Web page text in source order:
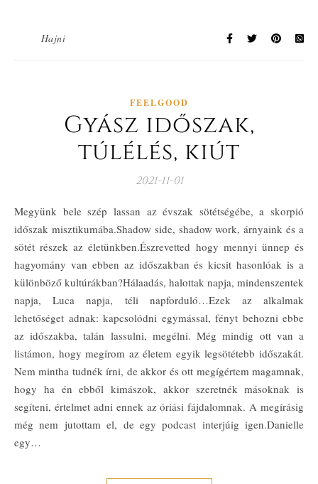
Hajni
FEELGOOD
Gyász időszak,
túlélés, kiút
2021-11-01
Megyünk bele szép lassan az évszak sötétségébe, a skorpió
időszak misztikumába.Shadow side, shadow work, árnyaink és a
sötét részek az életünkben.Észrevetted hogy mennyi ünnep és
hagyomány van ebben az időszakban és kicsit hasonlóak is a
különböző kultúrákban?Hálaadás, halottak napja, mindenszentek
napja, Luca napja, téli napforduló…Ezek az alkalmak
lehetőséget adnak: kapcsolódni egymással, fényt behozni ebbe
az időszakba, talán lassulni, megélni. Még mindig ott van a
listámon, hogy megírom az életem egyik legsötétebb időszakát.
Nem mintha tudnék írni, de akkor és ott megígértem magamnak,
hogy ha én ebből kimászok, akkor szeretnék másoknak is
segíteni, értelmet adni ennek az óriási fájdalomnak. A megírásig
még nem jutottam el, de egy podcast interjúig igen.Danielle
egy…